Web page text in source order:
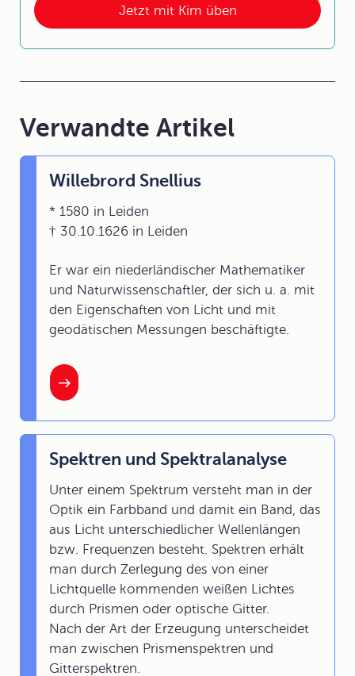
Jetzt mit Kim üben
Verwandte Artikel
Willebrord Snellius
* 1580 in Leiden
† 30.10.1626 in Leiden
Er war ein niederländischer Mathematiker
und Naturwissenschaftler, der sich u. a. mit
den Eigenschaften von Licht und mit
geodätischen Messungen beschäftigte.
Spektren und Spektralanalyse
Unter einem Spektrum versteht man in der
Optik ein Farbband und damit ein Band, das
aus Licht unterschiedlicher Wellenlängen
bzw. Frequenzen besteht. Spektren erhält
man durch Zerlegung des von einer
Lichtquelle kommenden weißen Lichtes
durch Prismen oder optische Gitter.
Nach der Art der Erzeugung unterscheidet
man zwischen Prismenspektren und
Gitterspektren.